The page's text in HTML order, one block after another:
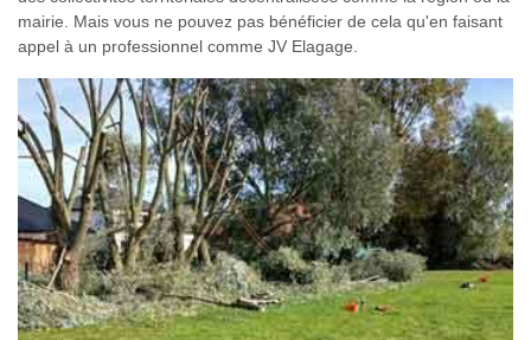
mairie. Mais vous ne pouvez pas bénéficier de cela qu'en faisant
appel à un professionnel comme JV Elagage.